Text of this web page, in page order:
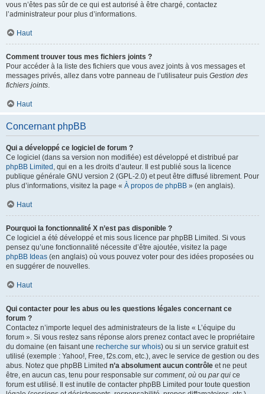
vous n’êtes pas sûr de ce qui est autorisé à être chargé, contactez
l’administrateur pour plus d’informations.
Haut
Comment trouver tous mes fichiers joints ?
Pour accéder à la liste des fichiers que vous avez joints à vos messages et
messages privés, allez dans votre panneau de l’utilisateur puis Gestion des
fichiers joints.
Haut
Concernant phpBB
Qui a développé ce logiciel de forum ?
Ce logiciel (dans sa version non modifiée) est développé et distribué par
phpBB Limited , qui en a les droits d’auteur. Il est publié sous la licence
publique générale GNU version 2 (GPL-2.0) et peut être diffusé librement. Pour
plus d’informations, visitez la page « À propos de phpBB » (en anglais).
Haut
Pourquoi la fonctionnalité X n’est pas disponible ?
Ce logiciel a été développé et mis sous licence par phpBB Limited. Si vous
pensez qu’une fonctionnalité nécessite d’être ajoutée, visitez la page
phpBB Ideas (en anglais) où vous pouvez voter pour des idées proposées ou
en suggérer de nouvelles.
Haut
Qui contacter pour les abus ou les questions légales concernant ce
forum ?
Contactez n’importe lequel des administrateurs de la liste « L’équipe du
forum ». Si vous restez sans réponse alors prenez contact avec le propriétaire
du domaine (en faisant une recherche sur whois) ou si un service gratuit est
utilisé (exemple : Yahoo!, Free, f2s.com, etc.), avec le service de gestion ou des
abus. Notez que phpBB Limited n’a absolument aucun contrôle et ne peut
être, en aucun cas, tenu pour responsable sur comment, où ou par qui ce
forum est utilisé. Il est inutile de contacter phpBB Limited pour toute question